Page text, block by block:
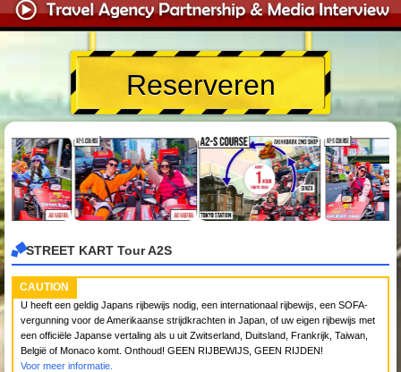
Reserveren
STREET KART Tour A2S
CAUTION
U heeft een geldig Japans rijbewijs nodig, een internationaal rijbewijs, een SOFA-
vergunning voor de Amerikaanse strijdkrachten in Japan, of uw eigen rijbewijs met
een officiële Japanse vertaling als u uit Zwitserland, Duitsland, Frankrijk, Taiwan,
België of Monaco komt. Onthoud! GEEN RIJBEWIJS, GEEN RIJDEN!
Voor meer informatie.